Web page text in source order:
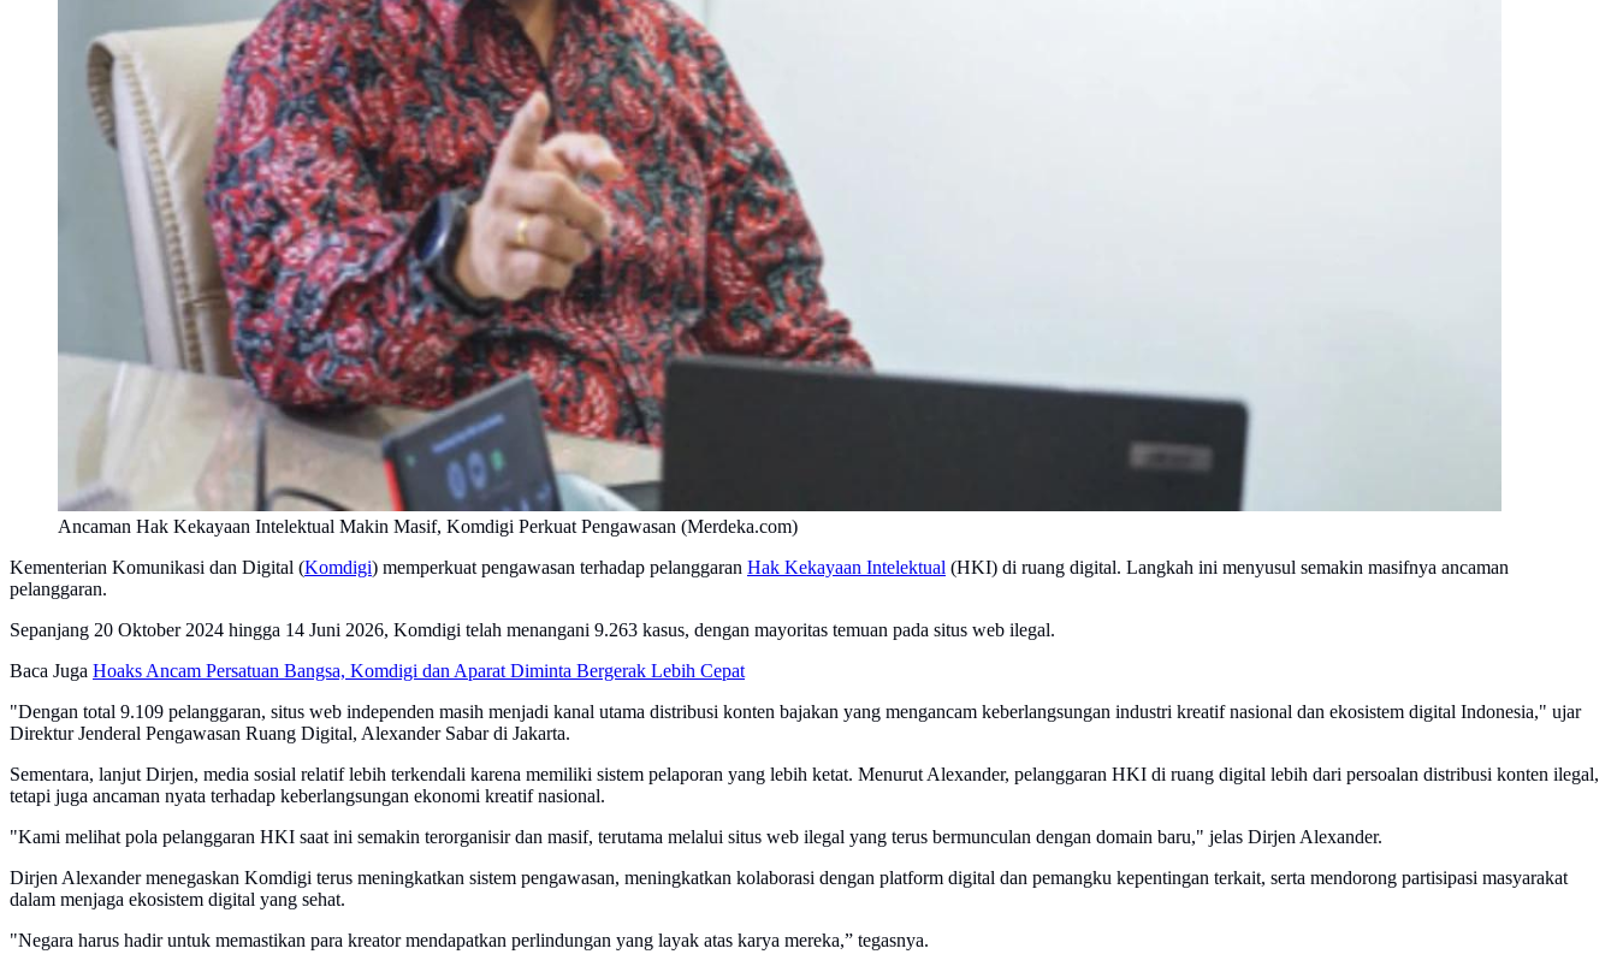
Ancaman Hak Kekayaan Intelektual Makin Masif, Komdigi Perkuat Pengawasan (Merdeka.com)
Kementerian Komunikasi dan Digital (Komdigi) memperkuat pengawasan terhadap pelanggaran Hak Kekayaan Intelektual (HKI) di ruang digital. Langkah ini menyusul semakin masifnya ancaman
pelanggaran.
Sepanjang 20 Oktober 2024 hingga 14 Juni 2026, Komdigi telah menangani 9.263 kasus, dengan mayoritas temuan pada situs web ilegal.
Baca Juga Hoaks Ancam Persatuan Bangsa, Komdigi dan Aparat Diminta Bergerak Lebih Cepat
"Dengan total 9.109 pelanggaran, situs web independen masih menjadi kanal utama distribusi konten bajakan yang mengancam keberlangsungan industri kreatif nasional dan ekosistem digital Indonesia," ujar
Direktur Jenderal Pengawasan Ruang Digital, Alexander Sabar di Jakarta.
Sementara, lanjut Dirjen, media sosial relatif lebih terkendali karena memiliki sistem pelaporan yang lebih ketat. Menurut Alexander, pelanggaran HKI di ruang digital lebih dari persoalan distribusi konten ilegal,
tetapi juga ancaman nyata terhadap keberlangsungan ekonomi kreatif nasional.
"Kami melihat pola pelanggaran HKI saat ini semakin terorganisir dan masif, terutama melalui situs web ilegal yang terus bermunculan dengan domain baru," jelas Dirjen Alexander.
Dirjen Alexander menegaskan Komdigi terus meningkatkan sistem pengawasan, meningkatkan kolaborasi dengan platform digital dan pemangku kepentingan terkait, serta mendorong partisipasi masyarakat
dalam menjaga ekosistem digital yang sehat.
"Negara harus hadir untuk memastikan para kreator mendapatkan perlindungan yang layak atas karya mereka,” tegasnya.